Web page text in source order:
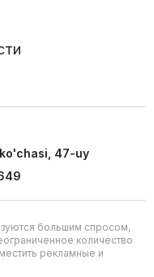
47-uy
большим спросом,
количество
рекламные и